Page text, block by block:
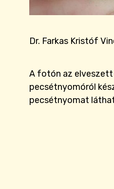
Dr. Farkas Kristóf
A fotón az elveszett
pecsétnyomóról
pecsétnyomat